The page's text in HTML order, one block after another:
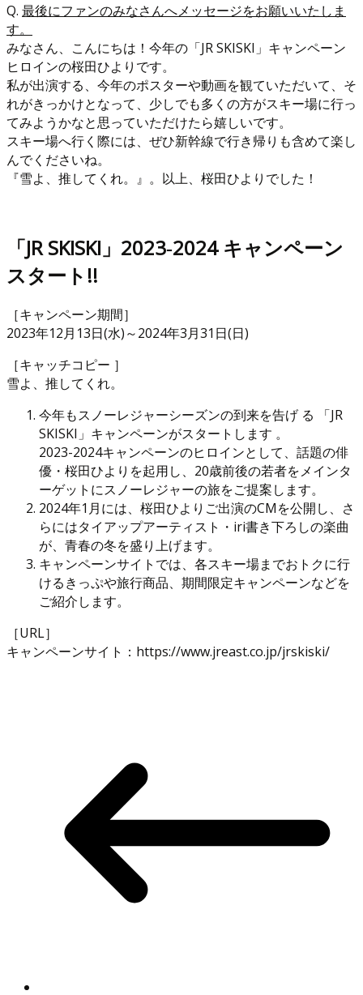
Q. 最後にファンのみなさんへメッセージをお願いいたしま
す。
みなさん、こんにちは！今年の「JR SKISKI」キャンペーン
ヒロインの桜田ひよりです。
私が出演する、今年のポスターや動画を観ていただいて、そ
れがきっかけとなって、少しでも多くの方がスキー場に行っ
てみようかなと思っていただけたら嬉しいです。
スキー場へ行く際には、ぜひ新幹線で行き帰りも含めて楽し
んでくださいね。
『雪よ、推してくれ。』。以上、桜田ひよりでした！
「JR SKISKI」2023‐2024 キャンペーン
スタート!!
［キャンペーン期間］
2023年12月13日(水)～2024年3月31日(日)
［キャッチコピー ］
雪よ、推してくれ。
今年もスノーレジャーシーズンの到来を告げ る 「JR
SKISKI」キャンペーンがスタートします 。
2023-2024キャンペーンのヒロインとして、話題の俳
優・桜田ひよりを起用し、20歳前後の若者をメインタ
ーゲットにスノーレジャーの旅をご提案します。
2024年1月には、桜田ひよりご出演のCMを公開し、さ
らにはタイアップアーティスト・iri書き下ろしの楽曲
が、青春の冬を盛り上げます。
キャンペーンサイトでは、各スキー場までおトクに行
けるきっぷや旅行商品、期間限定キャンペーンなどを
ご紹介します。
［URL］
キャンペーンサイト：https://www.jreast.co.jp/jrskiski/